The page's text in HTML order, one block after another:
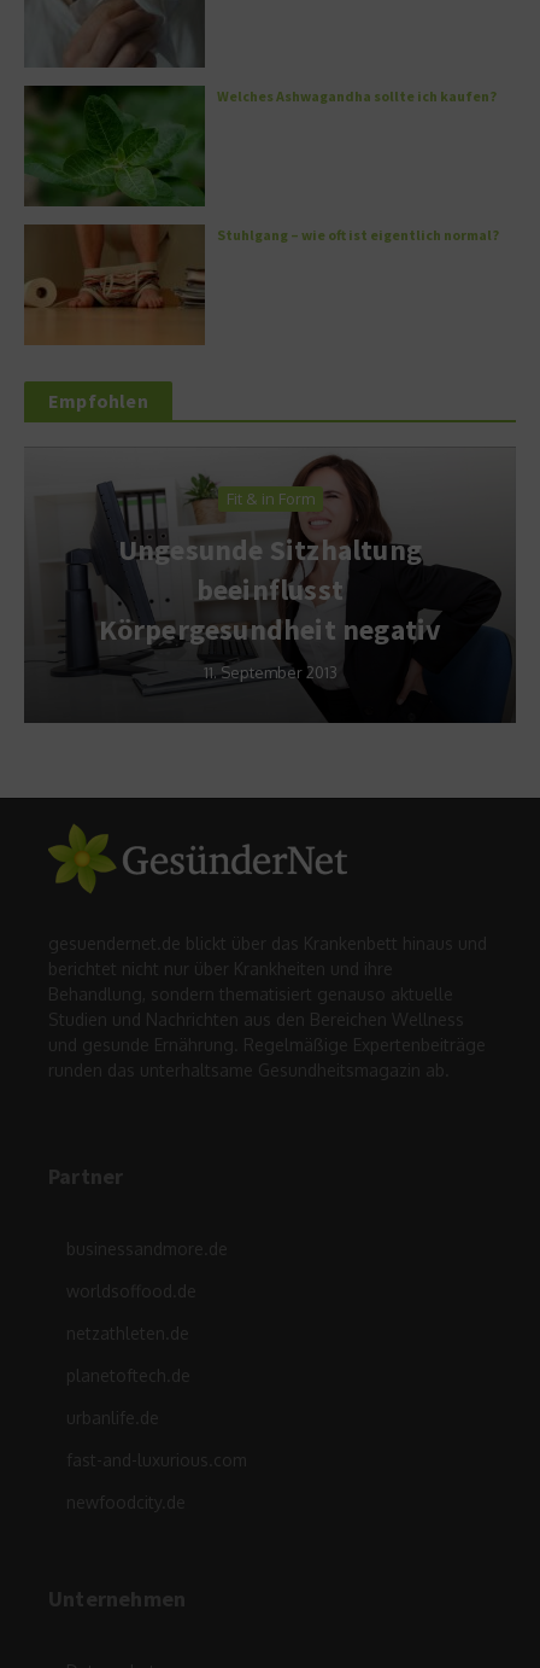
Welches Ashwagandha sollte ich kaufen?
Stuhlgang – wie oft ist eigentlich normal?
Empfohlen
Fit & in Form
Ungesunde Sitzhaltung
beeinflusst
Körpergesundheit negativ
11. September 2013
gesuendernet.de blickt über das Krankenbett hinaus und
berichtet nicht nur über Krankheiten und ihre
Behandlung, sondern thematisiert genauso aktuelle
Studien und Nachrichten aus den Bereichen Wellness
und gesunde Ernährung. Regelmäßige Expertenbeiträge
runden das unterhaltsame Gesundheitsmagazin ab.
Partner
businessandmore.de
worldsoffood.de
netzathleten.de
planetoftech.de
urbanlife.de
fast-and-luxurious.com
newfoodcity.de
Unternehmen